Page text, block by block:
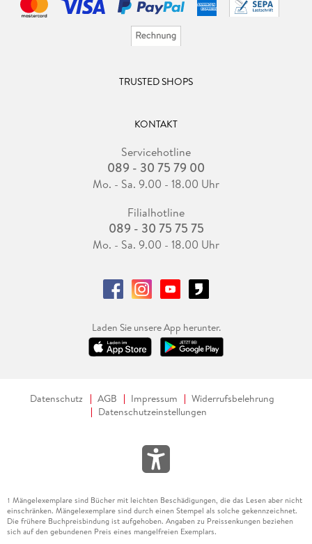
TRUSTED SHOPS
KONTAKT
Servicehotline
089 - 30 75 79 00
Mo. - Sa. 9.00 - 18.00 Uhr
Filialhotline
089 - 30 75 75 75
Mo. - Sa. 9.00 - 18.00 Uhr
Laden Sie unsere App herunter.
Datenschutz AGB Impressum
Widerrufsbelehrung
Datenschutzeinstellungen
1 Mängelexemplare sind Bücher mit leichten Beschädigungen, die das Lesen aber nicht
einschränken. Mängelexemplare sind durch einen Stempel als solche gekennzeichnet.
Die frühere Buchpreisbindung ist aufgehoben. Angaben zu Preissenkungen beziehen
sich auf den gebundenen Preis eines mangelfreien Exemplars.